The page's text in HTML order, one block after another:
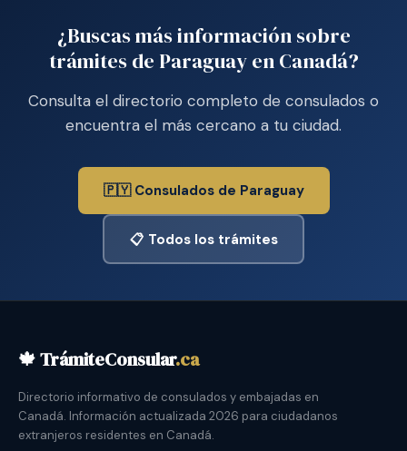
¿Buscas más información sobre
trámites de Paraguay en Canadá?
Consulta el directorio completo de consulados o
encuentra el más cercano a tu ciudad.
🇵🇾 Consulados de Paraguay
📋 Todos los trámites
🍁 TrámiteConsular.ca
Directorio informativo de consulados y embajadas en
Canadá. Información actualizada 2026 para ciudadanos
extranjeros residentes en Canadá.